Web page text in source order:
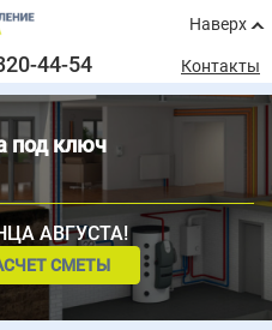
Наверх
44-54 Контакты
под ключ
АВГУСТА!
СМЕТЫ